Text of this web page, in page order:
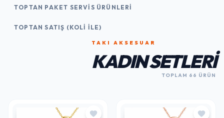
TOPTAN PAKET SERVIS ÜRÜNLERI
TOPTAN SATIŞ (KOLI İLE)
TAKI AKSESUAR
KADIN SETLERI
TOPLAM 66 ÜRÜN